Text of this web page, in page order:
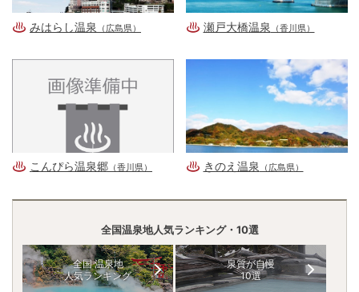
みはらし温泉 （広島県） 瀬戸大橋温泉 （香川県）
こんぴら温泉郷 （香川県） きのえ温泉 （広島県）
全国温泉地人気ランキング・10選
全国 温泉地
人気ランキング
泉質が自慢
10選